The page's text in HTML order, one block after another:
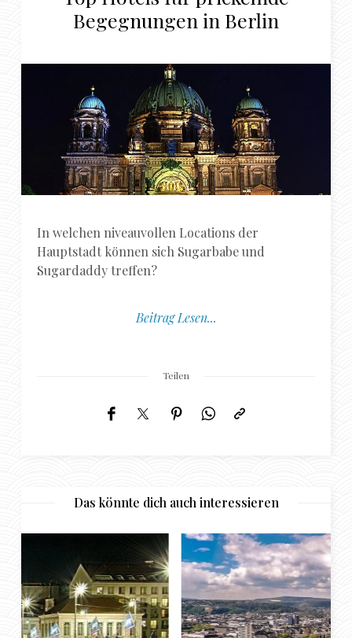
Begegnungen in Berlin
In welchen niveauvollen Locations der
Hauptstadt können sich Sugarbabe und
Sugardaddy treffen?
Beitrag Lesen...
Teilen
Das könnte dich auch interessieren